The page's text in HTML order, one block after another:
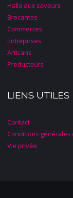
Halle aux saveurs
Brocantes
Commerces
Entreprises
Artisans
Producteurs
LIENS UTILES
Contact
Conditions générales
Vie privée